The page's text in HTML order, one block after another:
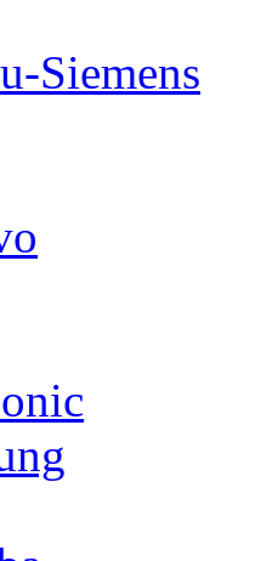
Siemens